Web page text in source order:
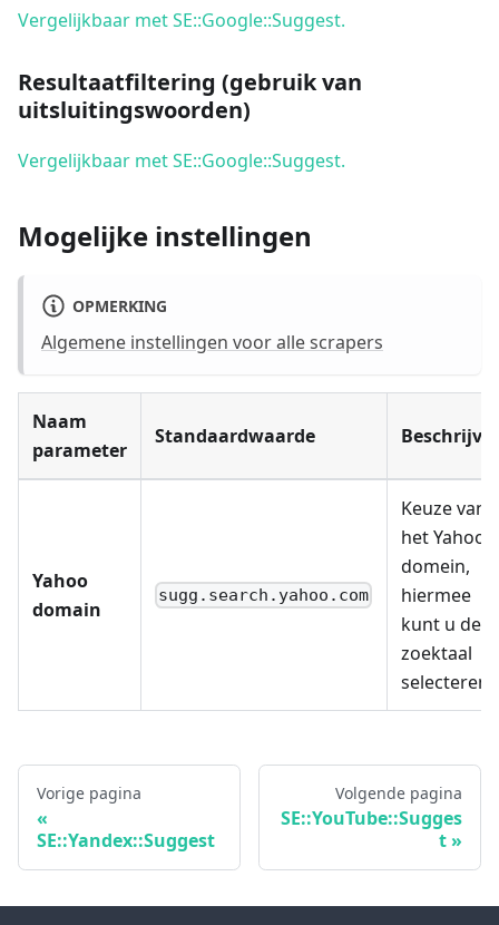
Vergelijkbaar met SE::Google::Suggest.
Resultaatfiltering (gebruik van
uitsluitingswoorden)
Vergelijkbaar met SE::Google::Suggest.
Mogelijke instellingen
OPMERKING
Algemene instellingen voor alle scrapers
Naam
parameter
Standaardwaarde
Yahoo
domain
sugg.search.yahoo.com
Keuze van
het Yahoo-
domein,
hiermee
kunt u de
zoektaal
selecteren
Vorige pagina
SE::Yandex::Suggest
Volgende pagina
SE::YouTube::Sugges
t